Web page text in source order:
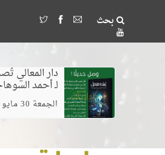
بحث
آخر الاخبار ..
وخلط
دار المعالي
لـ أحمد
الجمعة 30 مايو 2025